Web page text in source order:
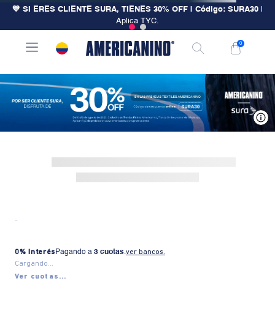
💙 SI ERES CLIENTE SURA, TIENES 30% OFF | Código: SURA30
Aplica TYC.
0
-
0% Interés Pagando a 3 cuotas.ver bancos.
Cargando...
Ver cuotas...